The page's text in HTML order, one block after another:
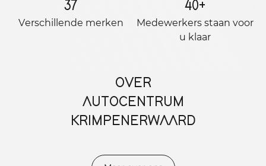
37
Verschillende merken
40+
Medewerkers staan ​​voor
u klaar
OVER
AUTOCENTRUM
KRIMPENERWAARD